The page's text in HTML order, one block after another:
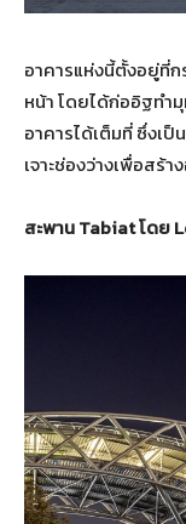
อาคารแห่งนี้ตั้งอยู่ที่ก
หน้า โดยได้ก่ออิฐทำ
อาคารได้เต็มที่ ซึ่งเ
เจาะช่องว่างเพื่อสร้
สะพาน Tabiat โดย